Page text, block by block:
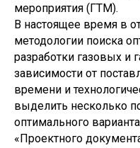
мероприятия (ГТМ).
В настоящее время в
методологии поиска
разработки газовых и
зависимости от
времени и
выделить несколько
оптимального
«Проектного